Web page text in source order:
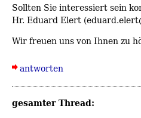
Sollten Sie interessiert sein
Hr. Eduard Elert
Wir freuen uns von Ihnen zu
antworten
gesamter Thread: